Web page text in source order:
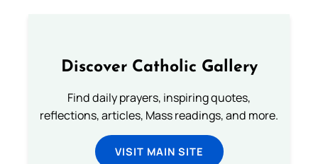
Discover Catholic Gallery
Find daily prayers, inspiring quotes,
reflections, articles, Mass readings, and more.
VISIT MAIN SITE